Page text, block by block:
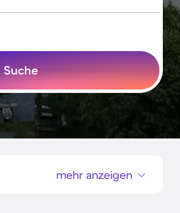
Suche
mehr anzeigen